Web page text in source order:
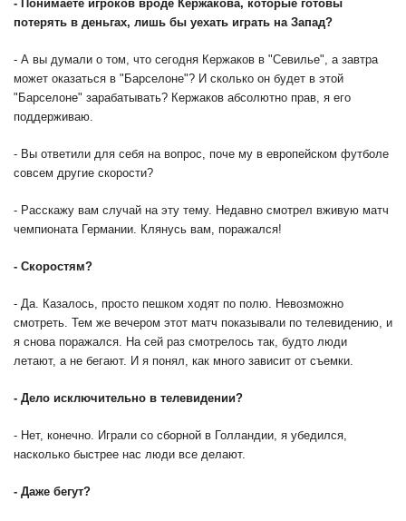
- Понимаете игроков вроде Кержакова, которые готовы
потерять в деньгах, лишь бы уехать играть на Запад?
- А вы думали о том, что сегодня Кержаков в "Севилье", а завтра
может оказаться в "Барселоне"? И сколько он будет в этой
"Барселоне" зарабатывать? Кержаков абсолютно прав, я его
поддерживаю.
- Вы ответили для себя на вопрос, поче му в европейском футболе
совсем другие скорости?
- Расскажу вам случай на эту тему. Недавно смотрел вживую матч
чемпионата Германии. Клянусь вам, поражался!
- Скоростям?
- Да. Казалось, просто пешком ходят по полю. Невозможно
смотреть. Тем же вечером этот матч показывали по телевидению, и
я снова поражался. На сей раз смотрелось так, будто люди
летают, а не бегают. И я понял, как много зависит от съемки.
- Дело исключительно в телевидении?
- Нет, конечно. Играли со сборной в Голландии, я убедился,
насколько быстрее нас люди все делают.
- Даже бегут?